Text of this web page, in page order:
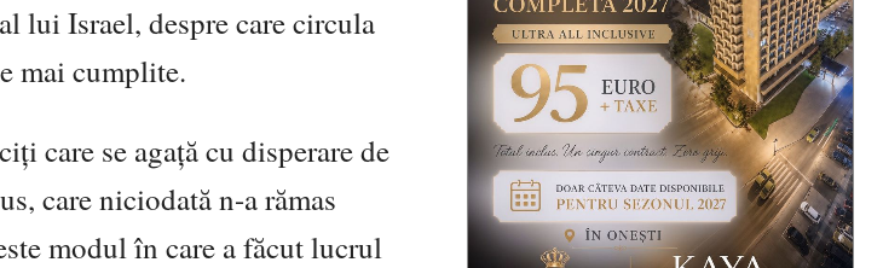
lui Israel, despre care circula
mai cumplite.
care se agaţă cu disperare de
care niciodată n-a rămas
modul în care a făcut lucrul